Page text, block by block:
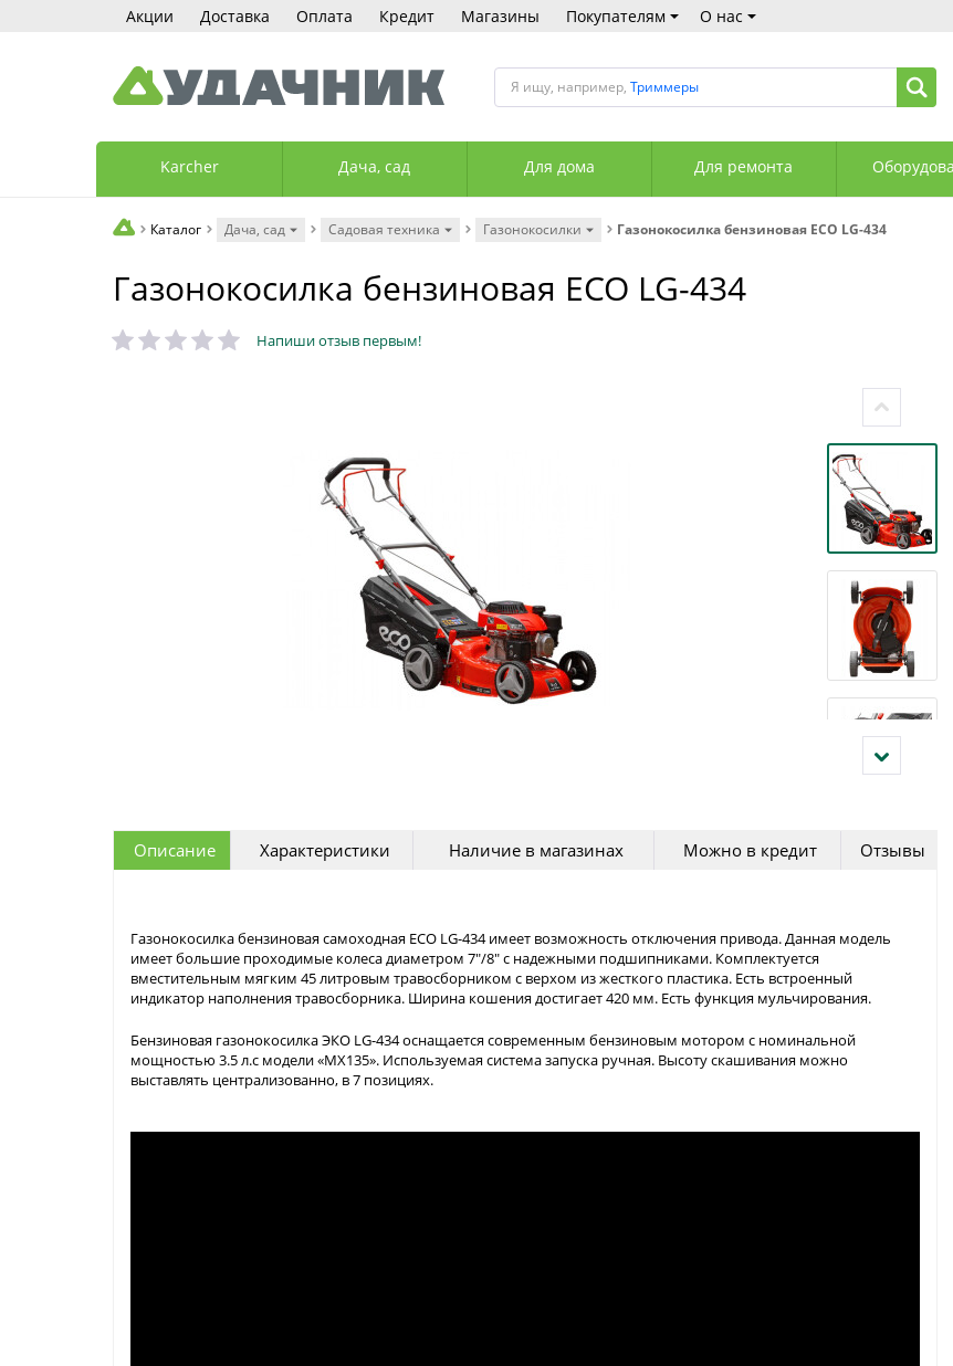
Акции Доставка Оплата Кредит Магазины Покупателям О нас
Я ищу, например, Триммеры
Karcher Дача, сад Для дома Для ремонта
Каталог Дача, сад Садовая техника Газонокосилки Газонокосилка бензиновая ECO LG-434
Газонокосилка бензиновая ECO LG-434
Напиши отзыв первым!
Описание Характеристики Наличие в магазинах Можно в кредит Отзывы
Газонокосилка бензиновая самоходная ECO LG-434 имеет возможность отключения привода. Данная модель
имеет большие проходимые колеса диаметром 7"/8" с надежными подшипниками. Комплектуется
вместительным мягким 45 литровым травосборником с верхом из жесткого пластика. Есть встроенный
индикатор наполнения травосборника. Ширина кошения достигает 420 мм. Есть функция мульчирования.
Бензиновая газонокосилка ЭКО LG-434 оснащается современным бензиновым мотором с номинальной
мощностью 3.5 л.с модели «MX135». Используемая система запуска ручная. Высоту скашивания можно
выставлять централизованно, в 7 позициях.